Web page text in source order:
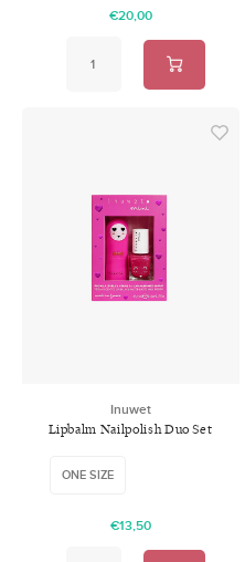
€20,00
Inuwet
Lipbalm Nailpolish Duo Set
ONE SIZE
€13,50